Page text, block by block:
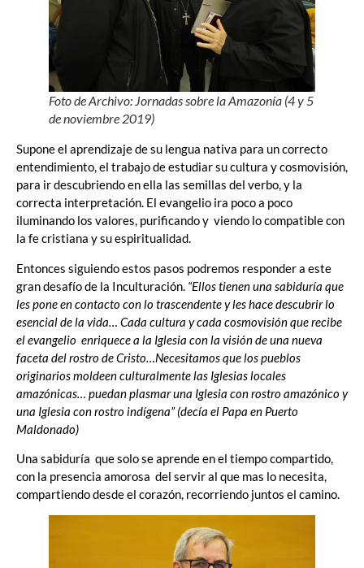
Foto de Archivo: Jornadas sobre la Amazonía (4 y 5
de noviembre 2019)
Supone el aprendizaje de su lengua nativa para un correcto
entendimiento, el trabajo de estudiar su cultura y cosmovisión,
para ir descubriendo en ella las semillas del verbo, y la
correcta interpretación. El evangelio ira poco a poco
iluminando los valores, purificando y viendo lo compatible con
la fe cristiana y su espiritualidad.
Entonces siguiendo estos pasos podremos responder a este
gran desafío de la Inculturación. “Ellos tienen una sabiduría que
les pone en contacto con lo trascendente y les hace descubrir lo
esencial de la vida… Cada cultura y cada cosmovisión que recibe
el evangelio enriquece a la Iglesia con la visión de una nueva
faceta del rostro de Cristo…Necesitamos que los pueblos
originarios moldeen culturalmente las Iglesias locales
amazónicas… puedan plasmar una Iglesia con rostro amazónico y
una Iglesia con rostro indígena” (decía el Papa en Puerto
Maldonado)
Una sabiduría que solo se aprende en el tiempo compartido,
con la presencia amorosa del servir al que mas lo necesita,
compartiendo desde el corazón, recorriendo juntos el camino.